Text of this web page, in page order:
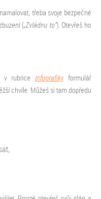
třeba svoje bezpečné
(„Zvládnu to“). Otevřeš ho
rubrice Infografikyformulář
chvíle. Můžeš si tam dopředu